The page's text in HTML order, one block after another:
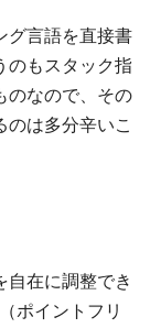
グ言語を直接書
のもスタック指
のなので、その
のは多分辛いこ
自在に調整でき
ポイントフリ